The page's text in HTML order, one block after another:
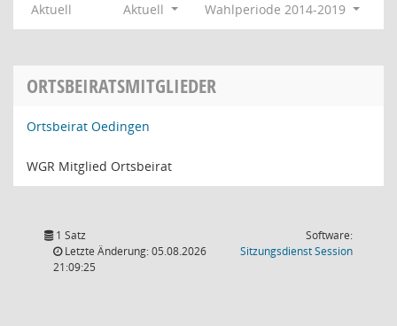
Aktuell Aktuell Wahlperiode 2014-2019
ORTSBEIRATSMITGLIEDER
Ortsbeirat Oedingen
WGR Mitglied Ortsbeirat
1 Satz
Letzte Änderung: 05.08.2026
21:09:25
Software:
SitzungsdienstSession(Wird in